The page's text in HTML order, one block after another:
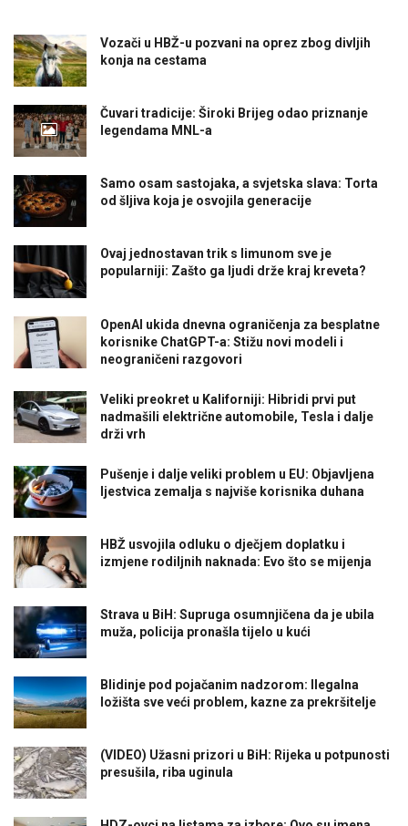
Vozači u HBŽ-u pozvani na oprez zbog divljih
konja na cestama
Čuvari tradicije: Široki Brijeg odao priznanje
legendama MNL-a
Samo osam sastojaka, a svjetska slava: Torta
od šljiva koja je osvojila generacije
Ovaj jednostavan trik s limunom sve je
popularniji: Zašto ga ljudi drže kraj kreveta?
OpenAI ukida dnevna ograničenja za besplatne
korisnike ChatGPT-a: Stižu novi modeli i
neograničeni razgovori
Veliki preokret u Kaliforniji: Hibridi prvi put
nadmašili električne automobile, Tesla i dalje
drži vrh
Pušenje i dalje veliki problem u EU: Objavljena
ljestvica zemalja s najviše korisnika duhana
HBŽ usvojila odluku o dječjem doplatku i
izmjene rodiljnih naknada: Evo što se mijenja
Strava u BiH: Supruga osumnjičena da je ubila
muža, policija pronašla tijelo u kući
Blidinje pod pojačanim nadzorom: Ilegalna
ložišta sve veći problem, kazne za prekršitelje
(VIDEO) Užasni prizori u BiH: Rijeka u potpunosti
presušila, riba uginula